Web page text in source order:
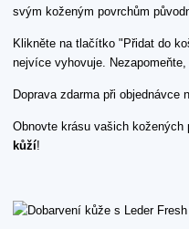
svým koženým povrchům
Klikněte na tlačítko "Přidat do
nejvíce vyhovuje.
Doprava zdarma při objednávce
Obnovte krásu vašich
kůží!